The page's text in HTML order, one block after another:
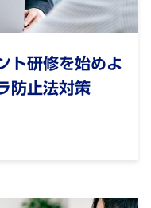
ト研修を始めよ
防止法対策